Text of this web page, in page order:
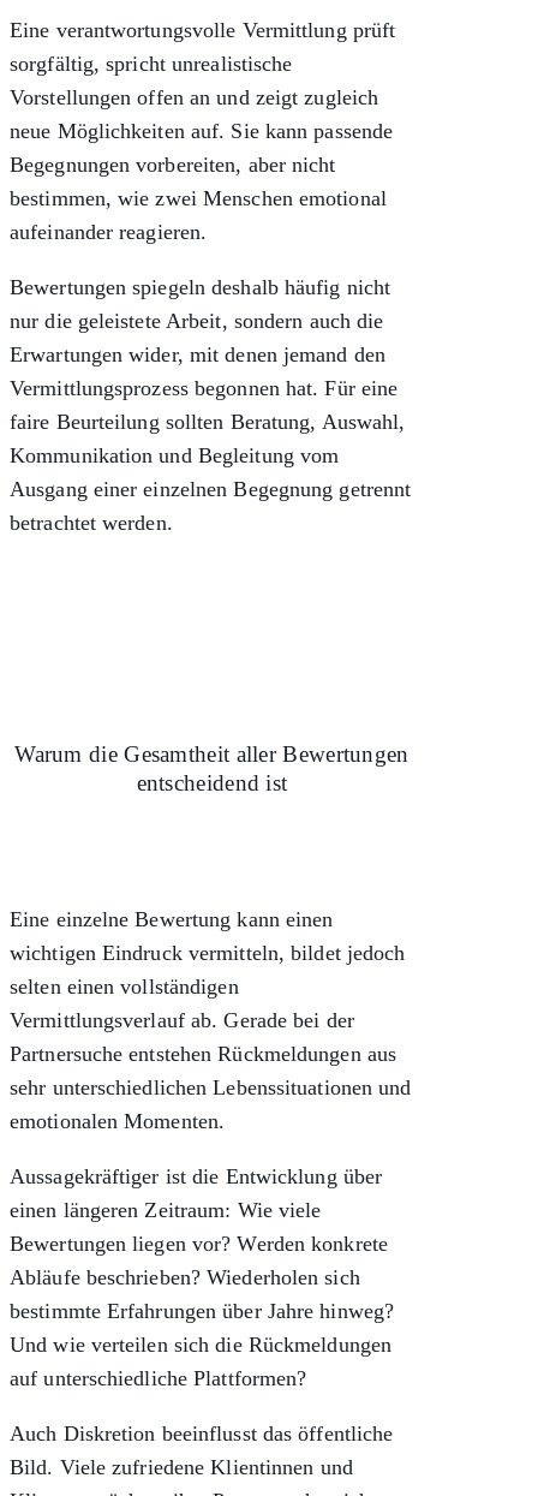
Eine verantwortungsvolle Vermittlung prüft
sorgfältig, spricht unrealistische
Vorstellungen offen an und zeigt zugleich
neue Möglichkeiten auf. Sie kann passende
Begegnungen vorbereiten, aber nicht
bestimmen, wie zwei Menschen emotional
aufeinander reagieren.
Bewertungen spiegeln deshalb häufig nicht
nur die geleistete Arbeit, sondern auch die
Erwartungen wider, mit denen jemand den
Vermittlungsprozess begonnen hat. Für eine
faire Beurteilung sollten Beratung, Auswahl,
Kommunikation und Begleitung vom
Ausgang einer einzelnen Begegnung getrennt
betrachtet werden.
Warum die Gesamtheit aller Bewertungen
entscheidend ist
Eine einzelne Bewertung kann einen
wichtigen Eindruck vermitteln, bildet jedoch
selten einen vollständigen
Vermittlungsverlauf ab. Gerade bei der
Partnersuche entstehen Rückmeldungen aus
sehr unterschiedlichen Lebenssituationen und
emotionalen Momenten.
Aussagekräftiger ist die Entwicklung über
einen längeren Zeitraum: Wie viele
Bewertungen liegen vor? Werden konkrete
Abläufe beschrieben? Wiederholen sich
bestimmte Erfahrungen über Jahre hinweg?
Und wie verteilen sich die Rückmeldungen
auf unterschiedliche Plattformen?
Auch Diskretion beeinflusst das öffentliche
Bild. Viele zufriedene Klientinnen und